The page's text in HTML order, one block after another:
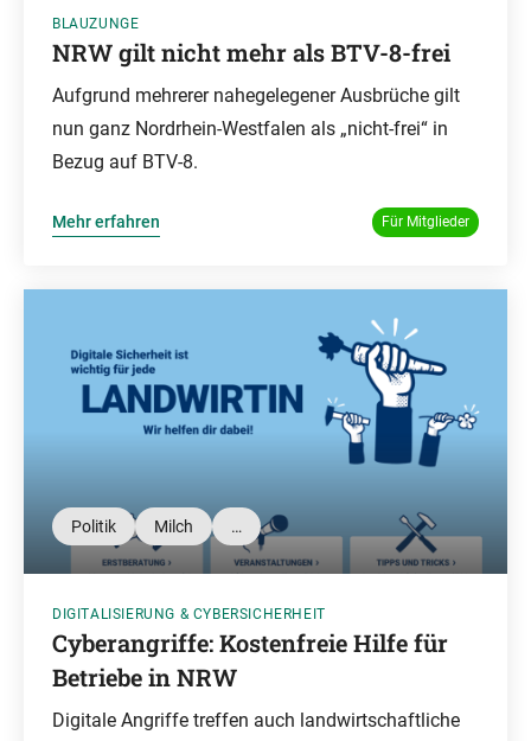
BLAUZUNGE
NRW gilt nicht mehr als BTV-8-frei
Aufgrund mehrerer nahegelegener Ausbrüche gilt
nun ganz Nordrhein-Westfalen als „nicht-frei“ in
Bezug auf BTV-8.
Mehr erfahren Für Mitglieder
Politik Milch …
DIGITALISIERUNG & CYBERSICHERHEIT
Cyberangriffe: Kostenfreie Hilfe für
Betriebe in NRW
Digitale Angriffe treffen auch landwirtschaftliche